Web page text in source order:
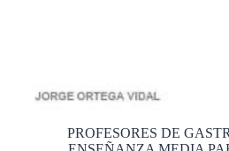
PROFESORES DE